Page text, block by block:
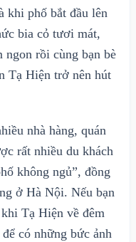
khi phố bắt đầu lên
bia cỏ tươi mát,
ngon rồi cùng bạn bè
Tạ Hiện trở nên hút
nhà hàng, quán
rất nhiều du khách
không ngủ”, đồng
ở Hà Nội. Nếu bạn
Tạ Hiện về đêm
có những bức ảnh